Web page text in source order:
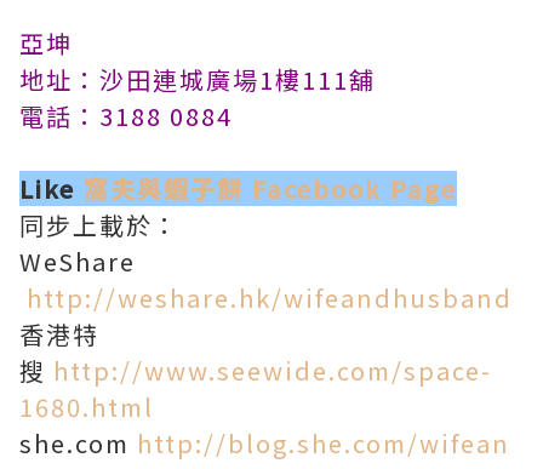
亞坤
地址：沙田連城廣場1樓111舖
電話：3188 0884
Like 窩夫與蝦子餅 Facebook Page
同步上載於：
WeShare
http://weshare.hk/wifeandhusband
香港特
搜 http://www.seewide.com/space-
1680.html
she.com http://blog.she.com/wifean